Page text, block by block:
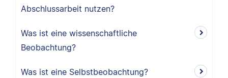
Abschlussarbeit nutzen?
Was ist eine wissenschaftliche
Beobachtung?
Was ist eine Selbstbeobachtung?